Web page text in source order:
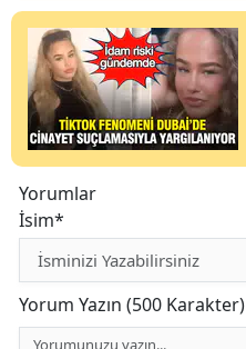
Yorumlar
İsim*
Yorum Yazın (500 Karakter)